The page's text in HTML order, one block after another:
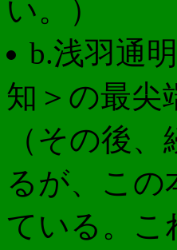
い。）
b.浅羽通
知＞の最尖
（その後
るが、この
ている。こ